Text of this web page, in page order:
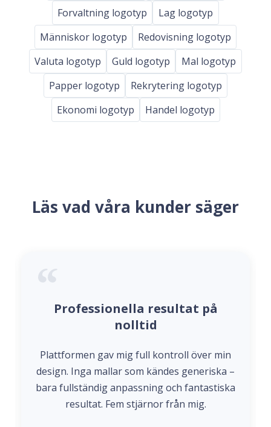
Forvaltning logotyp
Lag logotyp
Människor logotyp
Redovisning logotyp
Valuta logotyp
Guld logotyp
Mal logotyp
Papper logotyp
Rekrytering logotyp
Ekonomi logotyp
Handel logotyp
Läs vad våra kunder säger
Professionella resultat på
nolltid
Plattformen gav mig full kontroll över min
design. Inga mallar som kändes generiska –
bara fullständig anpassning och fantastiska
resultat. Fem stjärnor från mig.